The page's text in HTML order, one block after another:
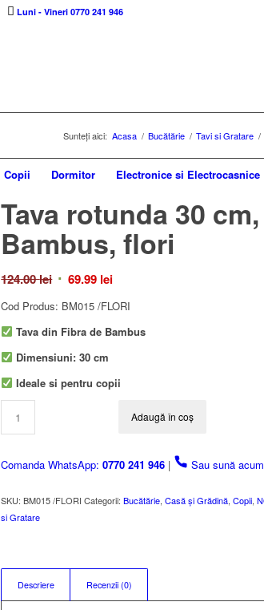
Luni - Vineri 0770 241 946
Copii Dormitor Electronice si Electrocasnice
Sunteți aici: Acasa / Bucătărie / Tavi si Gratare /
Tava rotunda 30
Bambus, flori
124.00lei Prețul
fost:
124.00 lei.
69.99 leiPrețul
69.99 lei.
Cod Produs: BM015 /FLORI
Tava din Fibra de Bambus
Dimensiuni: 30 cm
Ideale si pentru copii
Adaugă în coș
Comanda WhatsApp:0770 241 946 | Sau sună acum
SKU:BM015 /FLORI Categorii:Bucătărie,Casă și Grădină,Copii,
si Gratare
Descriere Recenzii (0)